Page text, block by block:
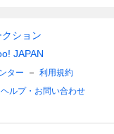
ション
JAPAN
ター
利用規約
ヘルプ・お問い合わせ